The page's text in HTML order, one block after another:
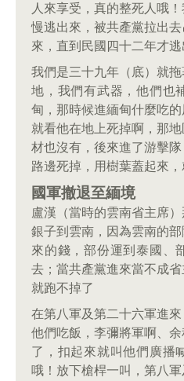
人來享受，真的整死人哦
慢逃出來，被共產黨拉出
來，直到民國四十二年才逃
我們是三十九年（底）就
地，我們有武器，他們也
甸，那時候進緬甸什麼吃
就看他在地上死掉啊，那
材也沒有，後來進了游擊
路邊死掉，用樹葉蓋起來，
國軍撤退至緬境
盧漢（當時的雲南省主席
銀子到雲南，因為雲南的
來的錢，部份運到泰國、
去；當共產黨進來當不成
就跑不掉了
在第八軍及第二十六軍進
他們吃飯，李彌將軍啊、
了，扣起來就叫他們廣播
哦！放下槍桿一叫，第八